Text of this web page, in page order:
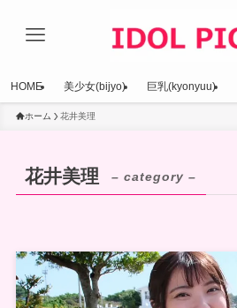
HOME 美少女(bijyo) 巨乳(kyonyuu)
ホーム 花井美理
花井美理 – category –